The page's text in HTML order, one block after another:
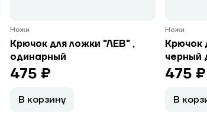
Ножи
Крючок для ложки "ЛЕВ" ,
одинарный
475 ₽
В корзину
Ножи
Крючок
черный
475 ₽
В